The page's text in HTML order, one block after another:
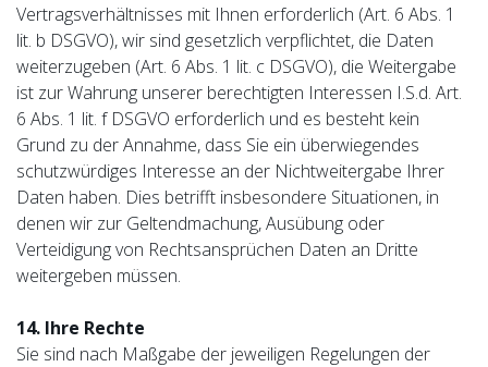
Vertragsverhältnisses mit Ihnen erforderlich (Art. 6 Abs. 1
lit. b DSGVO), wir sind gesetzlich verpflichtet, die Daten
weiterzugeben (Art. 6 Abs. 1 lit. c DSGVO), die Weitergabe
ist zur Wahrung unserer berechtigten Interessen I.S.d. Art.
6 Abs. 1 lit. f DSGVO erforderlich und es besteht kein
Grund zu der Annahme, dass Sie ein überwiegendes
schutzwürdiges Interesse an der Nichtweitergabe Ihrer
Daten haben. Dies betrifft insbesondere Situationen, in
denen wir zur Geltendmachung, Ausübung oder
Verteidigung von Rechtsansprüchen Daten an Dritte
weitergeben müssen.
14. Ihre Rechte
Sie sind nach Maßgabe der jeweiligen Regelungen der